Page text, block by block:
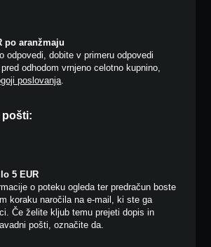
po aranžmaju
odpovedi, dobite v primeru odpovedi
odhodom vrnjeno celotno kupnino,
poslovanja.
pošti:
5 EUR
o poteku ogleda ter predračun boste
koraku naročila na e-mail, ki ste ga
Če želite kljub temu prejeti dopis in
pošti, označite da.